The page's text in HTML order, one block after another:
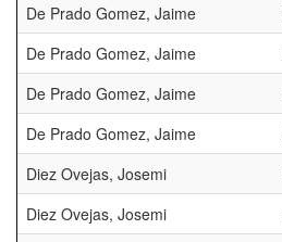
De Prado Gomez, Jaime
De Prado Gomez, Jaime
De Prado Gomez, Jaime
De Prado Gomez, Jaime
Diez Ovejas, Josemi
Diez Ovejas, Josemi